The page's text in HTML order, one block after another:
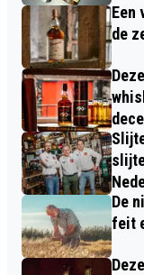
Een
de
De
feit